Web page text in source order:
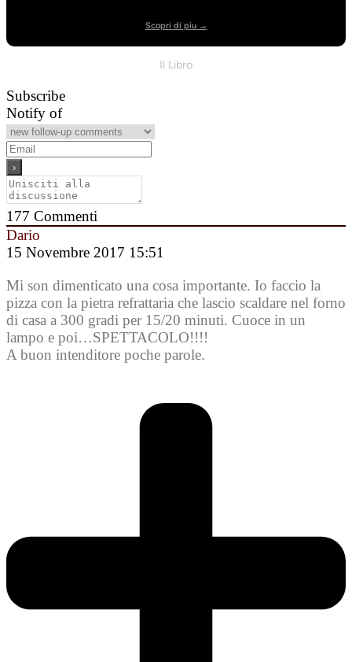
Scopri di piu →
Il Libro
Subscribe
Notify of
177 Commenti
Dario
15 Novembre 2017 15:51
Mi son dimenticato una cosa importante. Io faccio la
pizza con la pietra refrattaria che lascio scaldare nel forno
di casa a 300 gradi per 15/20 minuti. Cuoce in un
lampo e poi…SPETTACOLO!!!!
A buon intenditore poche parole.